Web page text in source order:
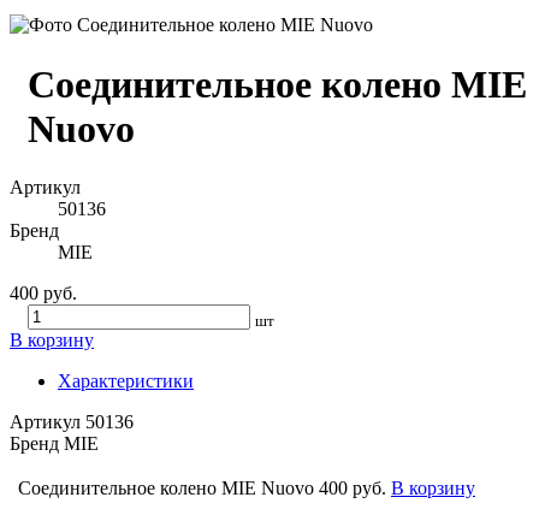
Соединительное колено MIE
Nuovo
Артикул
50136
Бренд
MIE
400 руб.
шт
В корзину
Характеристики
Артикул 50136
Бренд MIE
Соединительное колено MIE Nuovo 400 руб. В корзину